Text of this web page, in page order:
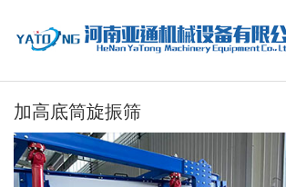
加高底筒旋振筛